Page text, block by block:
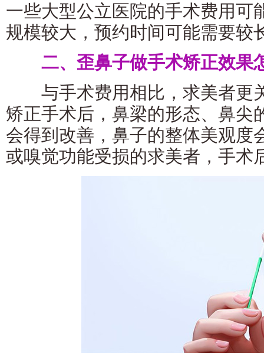
一些大型公立医院的手术费用可
规模较大，预约时间可能需要较
二、歪鼻子做手术矫正效果
与手术费用相比，求美者更
矫正手术后，鼻梁的形态、鼻尖
会得到改善，鼻子的整体美观度
或嗅觉功能受损的求美者，手术